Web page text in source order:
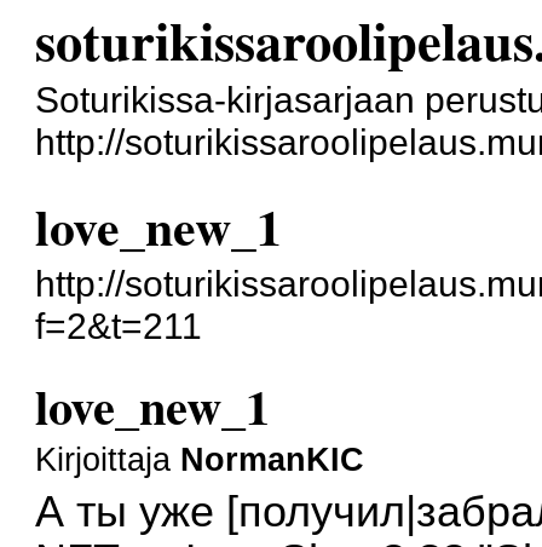
Soturikissa-kirjasarjaan
http://
love_new_1
http://
f=2&t=211
love_new_1
Kirjoittaja NormanKIC
А ты уже